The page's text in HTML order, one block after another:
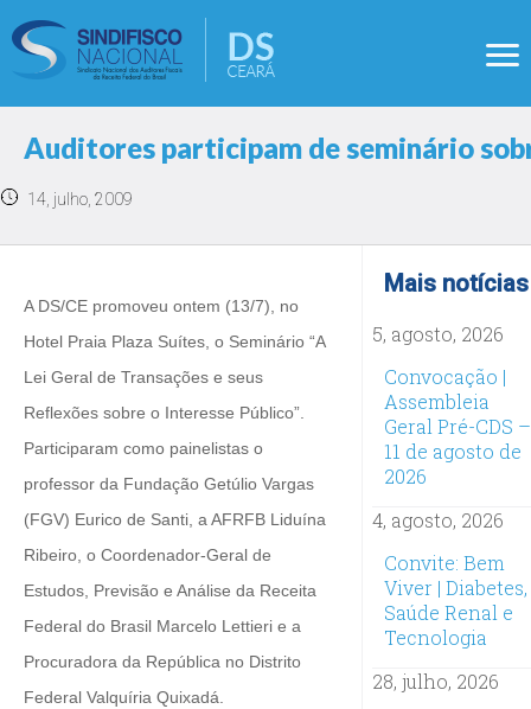
Auditores participam de seminário
14, julho, 2009
A DS/CE promoveu ontem (13/7), no
Hotel Praia Plaza Suítes, o Seminário “A
Lei Geral de Transações e seus
Reflexões sobre o Interesse Público”.
Participaram como painelistas o
professor da Fundação Getúlio Vargas
(FGV) Eurico de Santi, a AFRFB Liduína
Ribeiro, o Coordenador-Geral de
Estudos, Previsão e Análise da Receita
Federal do Brasil Marcelo Lettieri e a
Procuradora da República no Distrito
Federal Valquíria Quixadá.
Mais notícias
5, agosto, 2026
Convocação |
Assembleia
Geral Pré-CDS –
11 de agosto de
2026
4, agosto, 2026
Convite: Bem
Viver | Diabetes,
Saúde Renal e
Tecnologia
28, julho, 2026